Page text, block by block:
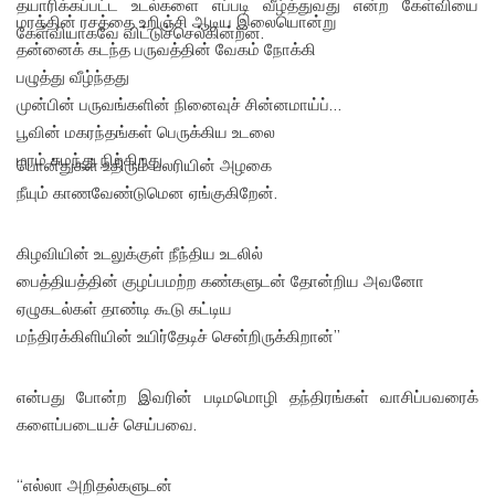
தயாரிக்கப்பட்ட உடல்களை எப்படி வீழ்த்துவது என்ற கேள்வியை
கேள்வியாகவே விட்டுச்செல்கின்றன.
மரத்தின் ரசத்தை உறிஞ்சி ஆடிய இலையொன்று
தன்னைக் கடந்த பருவத்தின் வேகம் நோக்கி
பழுத்து வீழ்ந்தது
முன்பின் பருவங்களின் நினைவுச் சின்னமாய்ப்
பூவின் மகரந்தங்கள் பெருக்கிய உடலை
மரம் சுமந்து நிற்கிறது
பொன்துகள் உதிரும் பலரியின் அழகை
நீயும் காணவேண்டுமென ஏங்குகிறேன்.
கிழவியின் உடலுக்குள் நீந்திய உடலில்
பைத்தியத்தின் குழப்பமற்ற கண்களுடன் தோன்றிய அவனோ
ஏழுகடல்கள் தாண்டி கூடு கட்டிய
மந்திரக்கிளியின் உயிர்தேடிச் சென்றிருக்கிறான்”
என்பது போன்ற இவரின் படிமமொழி தந்திரங்கள் வாசிப்பவரைக்
களைப்படையச் செய்பவை.
“எல்லா அறிதல்களுடன்